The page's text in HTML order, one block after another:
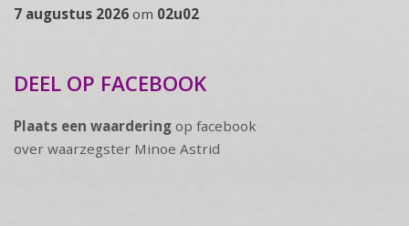
7 augustus 2026 om 02u02
DEEL OP FACEBOOK
Plaats een waardering op facebook
over waarzegster Minoe Astrid